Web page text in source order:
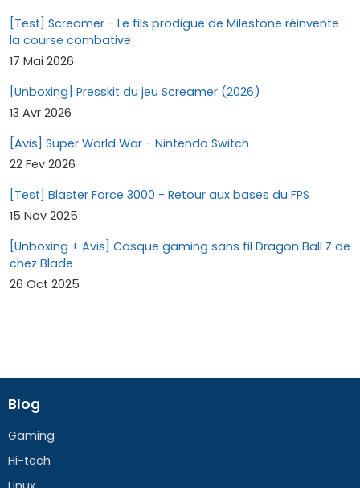
[Test] Screamer - Le fils prodigue de Milestone réinvente
la course combative
17 Mai 2026
[Unboxing] Presskit du jeu Screamer (2026)
13 Avr 2026
[Avis] Super World War - Nintendo Switch
22 Fev 2026
[Test] Blaster Force 3000 - Retour aux bases du FPS
15 Nov 2025
[Unboxing + Avis] Casque gaming sans fil Dragon Ball Z de
chez Blade
26 Oct 2025
Blog
Gaming
Hi-tech